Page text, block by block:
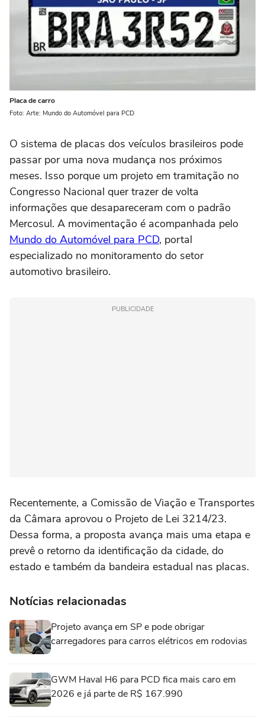
Placa de carro
Foto: Arte: Mundo do Automóvel para PCD
O sistema de placas dos veículos brasileiros pode
passar por uma nova mudança nos próximos
meses. Isso porque um projeto em tramitação no
Congresso Nacional quer trazer de volta
informações que desapareceram com o padrão
Mercosul. A movimentação é acompanhada pelo
Mundo do Automóvel para PCD, portal
especializado no monitoramento do setor
automotivo brasileiro.
PUBLICIDADE
Recentemente, a Comissão de Viação e Transportes
da Câmara aprovou o Projeto de Lei 3214/23.
Dessa forma, a proposta avança mais uma etapa e
prevê o retorno da identificação da cidade, do
estado e também da bandeira estadual nas placas.
Notícias relacionadas
Projeto avança em SP e pode obrigar
carregadores para carros elétricos em rodovias
GWM Haval H6 para PCD fica mais caro em
2026 e já parte de R$ 167.990